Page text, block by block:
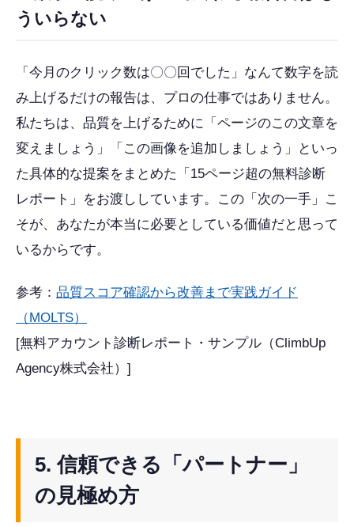
ういらない
「今月のクリック数は〇〇回でした」なんて数字を読
み上げるだけの報告は、プロの仕事ではありません。
私たちは、品質を上げるために「ページのこの文章を
変えましょう」「この画像を追加しましょう」といっ
た具体的な提案をまとめた「15ページ超の無料診断
レポート」をお渡ししています。この「次の一手」こ
そが、あなたが本当に必要としている価値だと思って
いるからです。
参考： 品質スコア確認から改善まで実践ガイド
（MOLTS）
[無料アカウント診断レポート・サンプル（ClimbUp
Agency株式会社）]
5. 信頼できる「パートナー」
の見極め方